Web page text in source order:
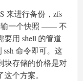
来进行备份，zfs
输一个快照 —— 不
用 shell 的管道
ssh 命令即可。这
块存储的价格是对
个方案。